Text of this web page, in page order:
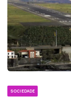
SOCIEDADE